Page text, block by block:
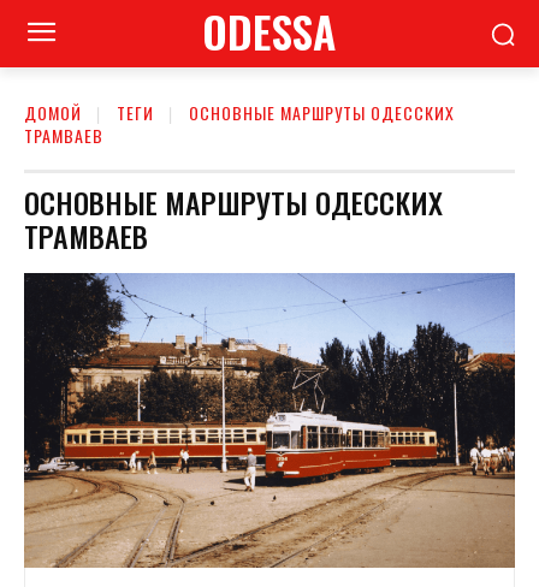
ODESSA
ДОМОЙ ТЕГИ
ОСНОВНЫЕ МАРШРУТЫ ОДЕССКИХ
ТРАМВАЕВ
ОСНОВНЫЕ МАРШРУТЫ ОДЕССКИХ
ТРАМВАЕВ